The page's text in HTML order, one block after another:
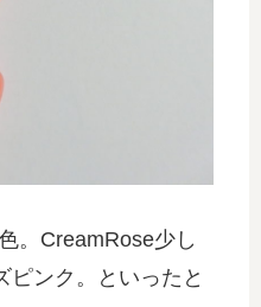
。CreamRose少し
ピンク。といったと